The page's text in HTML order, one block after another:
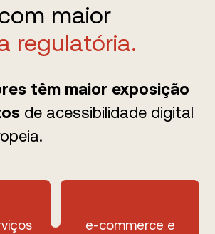
maior
regulatória.
têm maior exposição
de acessibilidade digital
e-commerce e